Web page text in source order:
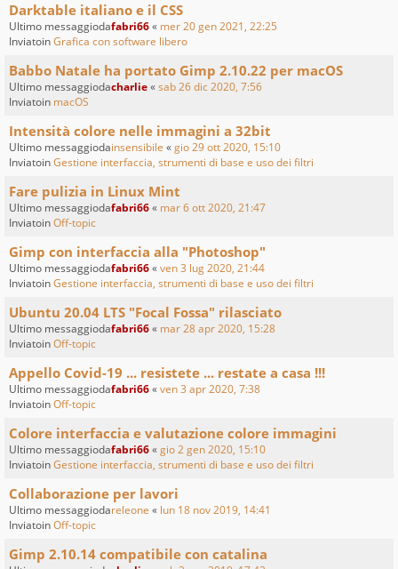
Darktable italiano e il CSS
Ultimo messaggiodafabri66« mer 20 gen 2021, 22:25
InviatoinGrafica con software libero
Babbo Natale ha portato Gimp 2.10.22 per macOS
Ultimo messaggiodacharlie«sab 26 dic 2020, 7:56
Inviatoin macOS
Intensità colore nelle immagini a 32bit
Ultimo messaggiodainsensibile «gio 29 ott 2020, 15:10
InviatoinGestione interfaccia, strumenti di base e uso dei filtri
Fare pulizia in Linux Mint
Ultimo messaggiodafabri66« mar 6 ott 2020, 21:47
InviatoinOff-topic
Gimp con interfaccia alla "Photoshop"
Ultimo messaggiodafabri66«ven 3 lug 2020, 21:44
InviatoinGestione interfaccia, strumenti di base e uso dei filtri
Ubuntu 20.04 LTS "Focal Fossa" rilasciato
Ultimo messaggiodafabri66« mar 28 apr 2020, 15:28
InviatoinOff-topic
Appello Covid-19 ... resistete ... restate a casa !!!
Ultimo messaggiodafabri66«ven 3 apr 2020, 7:38
InviatoinOff-topic
Colore interfaccia e valutazione colore immagini
Ultimo messaggiodafabri66«gio 2 gen 2020, 15:10
InviatoinGestione interfaccia, strumenti di base e uso dei filtri
Collaborazione per lavori
Ultimo messaggiodareleone « lun 18 nov 2019, 14:41
InviatoinOff-topic
Gimp 2.10.14 compatibile con catalina